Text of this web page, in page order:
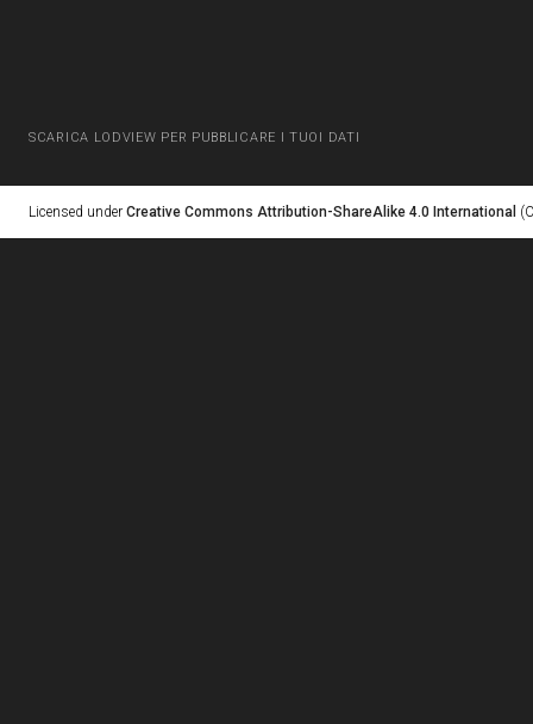
SCARICA LODVIEW PER PUBBLICARE I TUOI DATI
Licensed under Creative Commons Attribution-ShareAlike 4.0 International